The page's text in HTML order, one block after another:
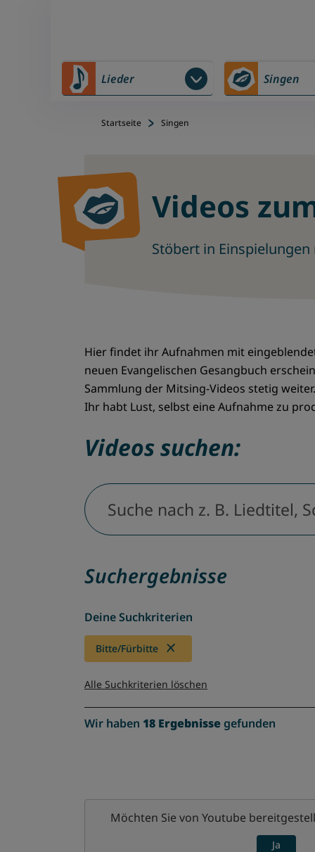
Lieder Singen
Startseite Singen
Videos
Stöbert in
Hier findet ihr Aufnahmen mit
neuen Evangelischen Gesangbuch
Sammlung der Mitsing-Videos stetig weiter.
Ihr habt Lust, selbst eine Aufnahme zu
Videos suchen:
Suche nach z. B. Liedtitel, Schlagwort…
Suchergebnisse
Deine Suchkriterien
Bitte/Fürbitte
Alle Suchkriterien löschen
Wir haben 18 Ergebnisse gefunden
Möchten Sie von Youtube
Ja